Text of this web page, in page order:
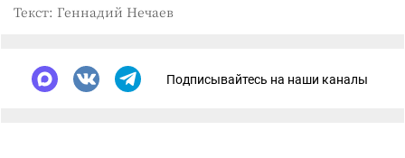
Текст: Геннадий Нечаев
Подписывайтесь на наши каналы